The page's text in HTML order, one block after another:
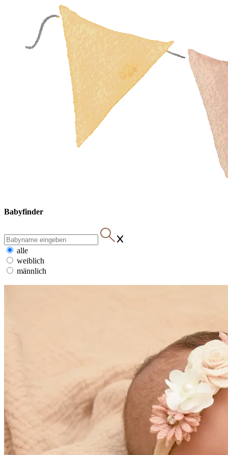
Babyfinder
alle
weiblich
männlich